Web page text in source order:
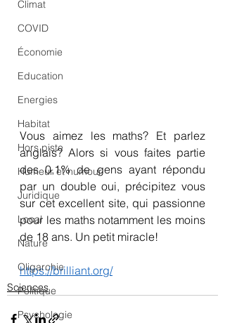
Climat
COVID
Économie
Education
Energies
Habitat
Hors piste
Humeur et humour
Juridique
Local
Nature
Oligarchie
Politique
Psychologie
Vous aimez les maths? Et parlez
anglais? Alors si vous faites partie
des 0,1% de gens ayant répondu
par un double oui, précipitez vous
sur cet excellent site, qui passionne
pour les maths notamment les moins
de 18 ans. Un petit miracle!
https://brilliant.org/
Sciences